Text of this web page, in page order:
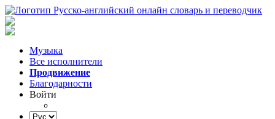
Музыка
Все исполнители
Продвижение
Благодарности
Войти